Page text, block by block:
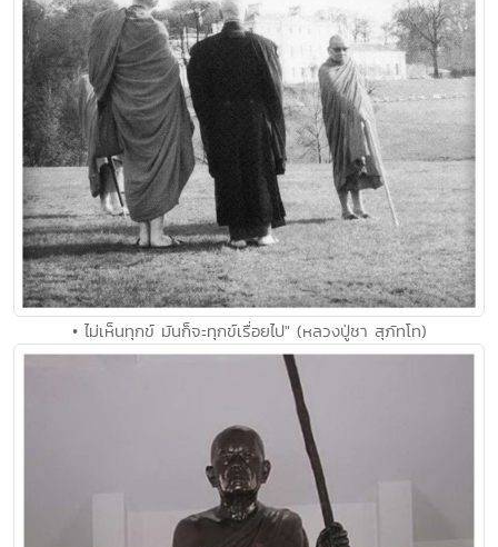
• ไม่เห็นทุกข์ มันก็จะทุกข์เรื่อยไป" (หลวงปู่ชา สุภัทโท)